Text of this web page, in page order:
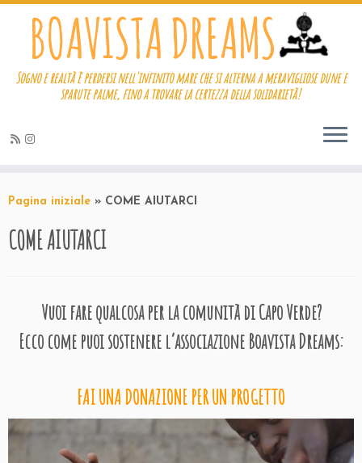
al
Sogno e realtà è perdersi nell'infinito mare che si alterna a meravigliose dune e
sparute palme, fino a trovare la certezza della solidarietà!
Pagina iniziale » COME AIUTARCI
COME AIUTARCI
Vuoi fare qualcosa per la comunità di Capo Verde?
Ecco come puoi sostenere l’associazione Boavista Dreams:
FAI UNA DONAZIONE PER UN PROGETTO